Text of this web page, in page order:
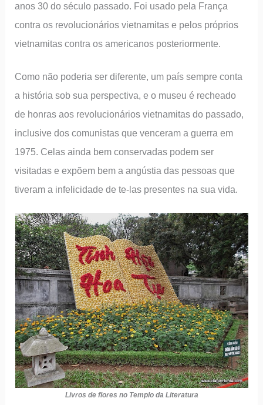
anos 30 do século passado. Foi usado pela França
contra os revolucionários vietnamitas e pelos próprios
vietnamitas contra os americanos posteriormente.
Como não poderia ser diferente, um país sempre conta
a história sob sua perspectiva, e o museu é recheado
de honras aos revolucionários vietnamitas do passado,
inclusive dos comunistas que venceram a guerra em
1975. Celas ainda bem conservadas podem ser
visitadas e expõem bem a angústia das pessoas que
tiveram a infelicidade de te-las presentes na sua vida.
Livros de flores no Templo da Literatura